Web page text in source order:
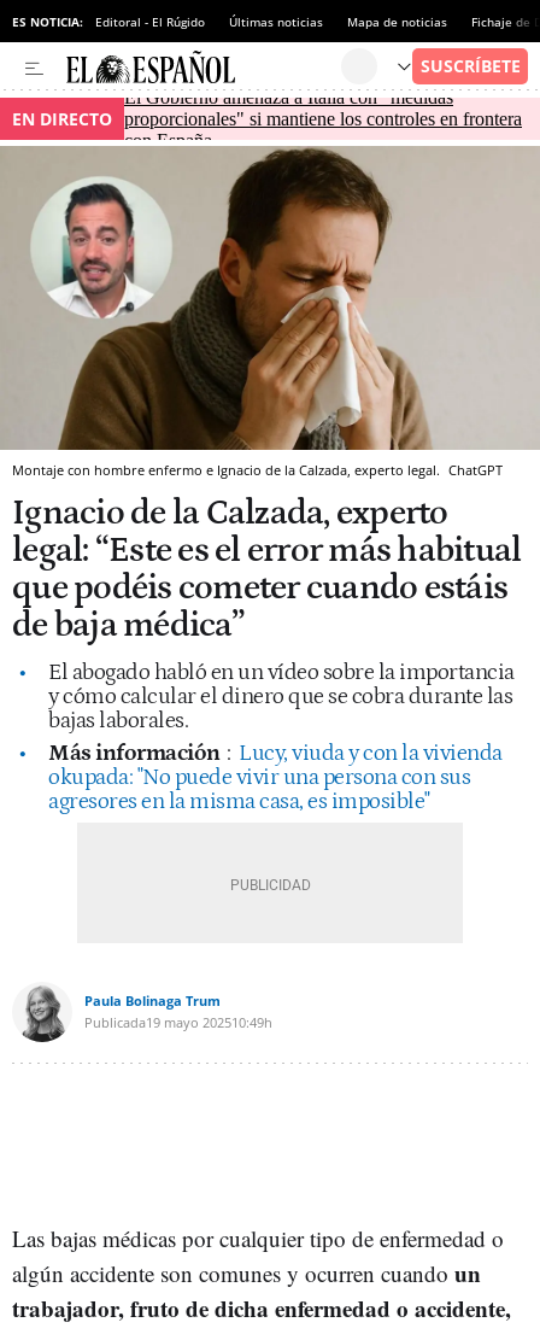
ES NOTICIA: Editoral - El Rúgido Últimas noticias Mapa de noticias Fichaje de
EN DIRECTO
El Gobierno amenaza a Italia con "medidas
proporcionales" si mantiene los controles en frontera
con España
Montaje con hombre enfermo e Ignacio de la Calzada, experto legal. ChatGPT
Ignacio de la Calzada, experto
legal: “Este es el error más habitual
que podéis cometer cuando estáis
de baja médica”
El abogado habló en un vídeo sobre la importancia
y cómo calcular el dinero que se cobra durante las
bajas laborales.
Más información : Lucy, viuda y con la vivienda
okupada: "No puede vivir una persona con sus
agresores en la misma casa, es imposible"
Paula Bolinaga Trum
Publicada19 mayo 202510:49h
Las bajas médicas por cualquier tipo de enfermedad o
algún accidente son comunes y ocurren cuando un
trabajador, fruto de dicha enfermedad o accidente,